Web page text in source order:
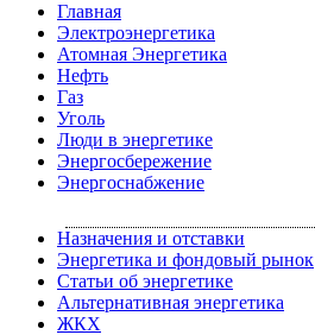
Главная
Электроэнергетика
Атомная Энергетика
Нефть
Газ
Уголь
Люди в энергетике
Энергосбережение
Энергоснабжение
Назначения и отставки
Энергетика и фондовый рынок
Статьи об энергетике
Альтернативная энергетика
ЖКХ